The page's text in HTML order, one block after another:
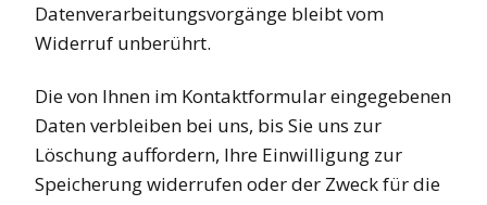
Datenverarbeitungsvorgänge bleibt vom
Widerruf unberührt.
Die von Ihnen im Kontaktformular eingegebenen
Daten verbleiben bei uns, bis Sie uns zur
Löschung auffordern, Ihre Einwilligung zur
Speicherung widerrufen oder der Zweck für die